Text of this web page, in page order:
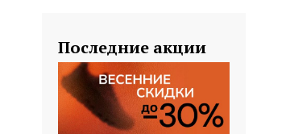
Последние акции